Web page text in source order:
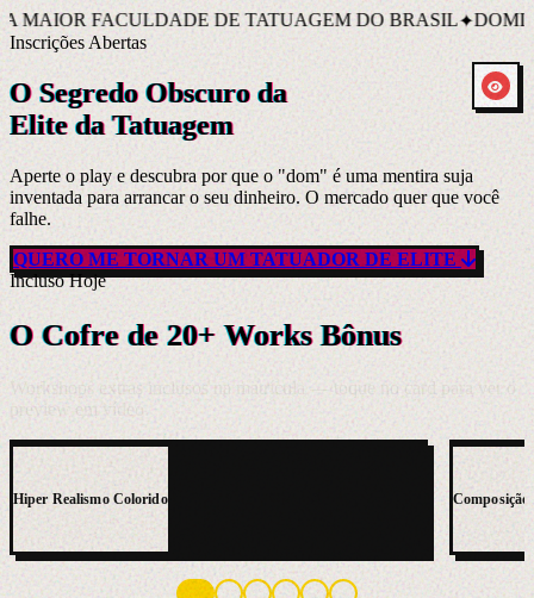
DE TATUAGEM DO BRASIL✦DOMINE A
Inscrições Abertas
O Segredo Obscuro da
Elite da Tatuagem
Aperte o play e descubra por que o "dom" é uma mentira suja
inventada para arrancar o seu dinheiro. O mercado quer que você
falhe.
CLIQUE PARA ATIVAR O SOM
QUERO ME TORNAR UM TATUADOR DE ELITE
Incluso Hoje
O Cofre de 20+ Works Bônus
Workshops extras inclusos na matrícula — toque no card para ver o
preview em vídeo.
VER PREVIEW
Hiper Realismo Colorido